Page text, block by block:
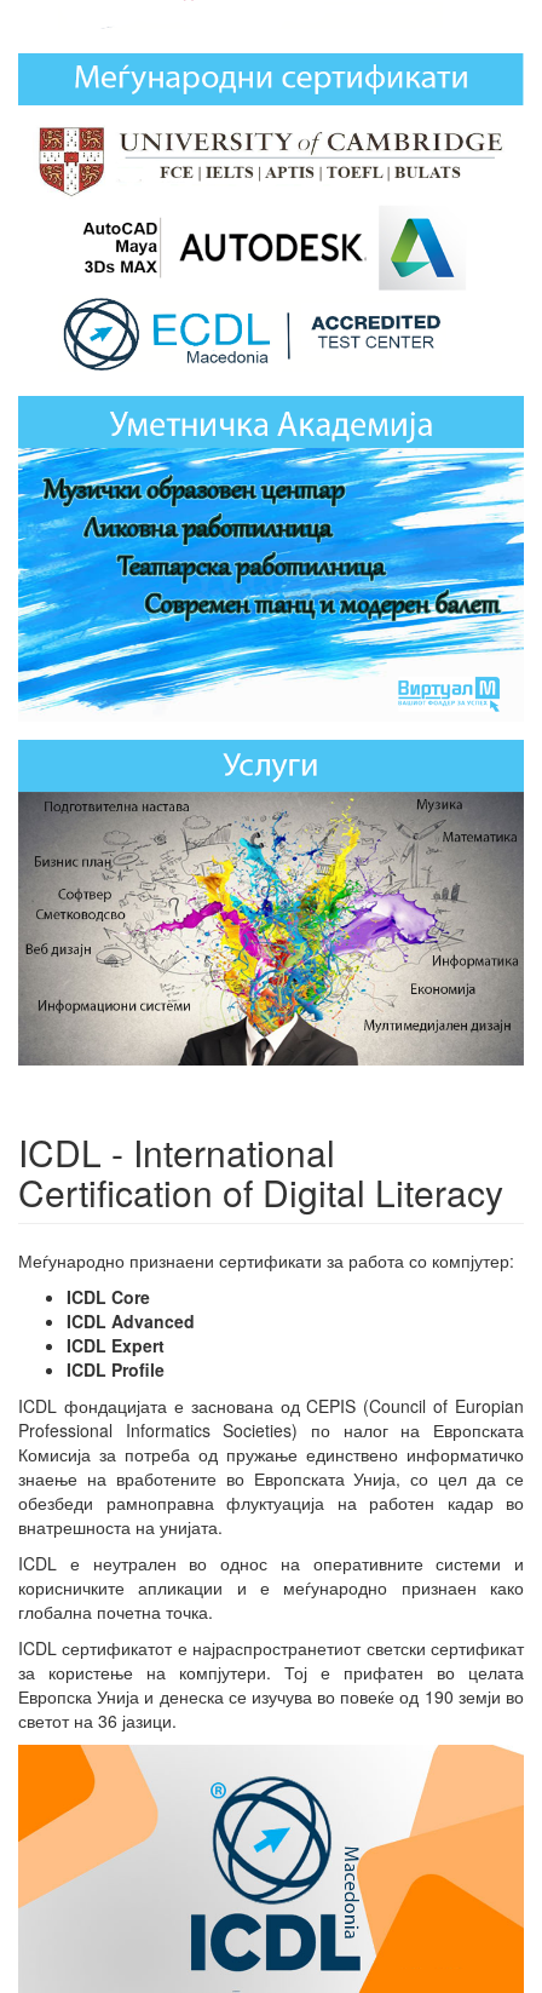
ICDL - International
Certification of Digital Literacy
Меѓународно признаени сертификати за работа со компјутер:
ICDL Core
ICDL Advanced
ICDL Expert
ICDL Profile
ICDL фондацијата е заснована од CEPIS (Council of Europian
Professional Informatics Societies) по налог на Европската
Комисија за потреба од пружање единствено информатичко
знаење на вработените во Европската Унија, со цел да се
обезбеди рамноправна флуктуација на работен кадар во
внатрешноста на унијата.
ICDL е неутрален во однос на оперативните системи и
корисничките апликации и е меѓународно признаен како
глобална почетна точка.
ICDL сертификатот е најраспространетиот светски сертификат
за користење на компјутери. Тој е прифатен во целата
Европска Унија и денеска се изучува во повеќе од 190 земји во
светот на 36 јазици.